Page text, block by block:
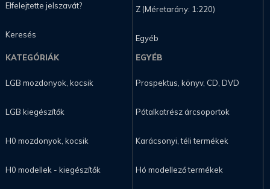
Elfelejtette jelszavát?
Keresés
Z (Méretarány: 1:220)
Egyéb
KATEGÓRIÁK
LGB mozdonyok, kocsik
LGB kiegészítők
H0 mozdonyok, kocsik
H0 modellek - kiegészítők
EGYÉB
Prospektus, könyv, CD, DVD
Pótalkatrész árcsoportok
Karácsonyi, téli termékek
Hó modellező termékek